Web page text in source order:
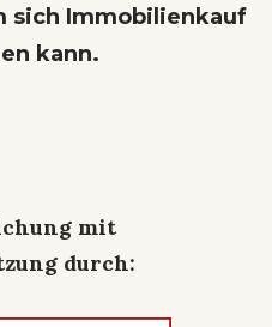
sich Immobilienkauf
kann.
mit
durch: